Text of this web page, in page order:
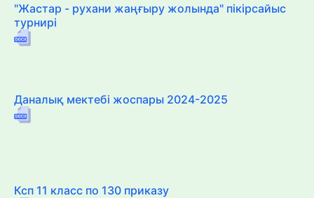
"Жастар - рухани жаңғыру жолында" пікірсайыс
турнирі
Даналық мектебі жоспары 2024-2025
Ксп 11 класс по 130 приказу